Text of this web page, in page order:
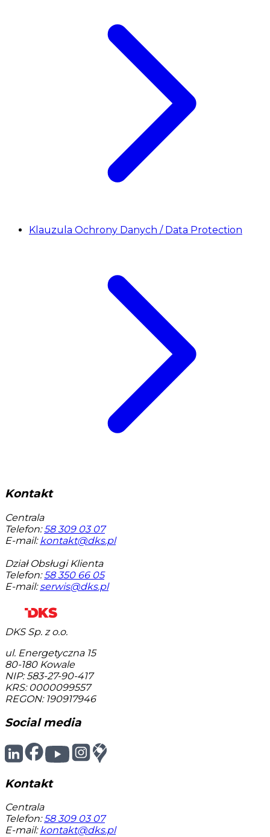
Klauzula Ochrony Danych / Data Protection
Kontakt
Centrala
Telefon: 58 309 03 07
E-mail: kontakt@dks.pl
Dział Obsługi Klienta
Telefon: 58 350 66 05
E-mail: serwis@dks.pl
DKS Sp. z o.o.
ul. Energetyczna 15
80-180 Kowale
NIP: 583-27-90-417
KRS: 0000099557
REGON: 190917946
Social media
Kontakt
Centrala
Telefon: 58 309 03 07
E-mail: kontakt@dks.pl